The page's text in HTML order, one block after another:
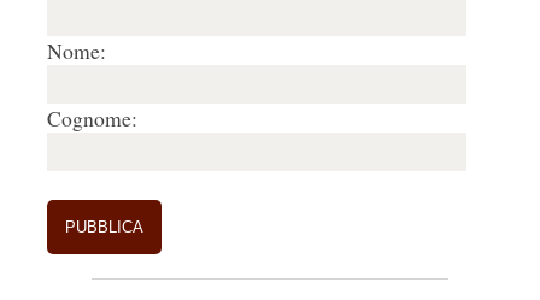
Rispondi
Rispondi
Nome:
Cognome: